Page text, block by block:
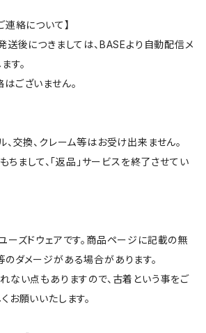
連絡について】
送後につきましては、BASEより自動配信メ
す。
ございません。
、交換、クレーム等はお受け出来ません。
まして、「返品」サービスを終了させてい
ーズドウェアです。商品ページに記載の無
ダメージがある場合があります。
ない点もありますので、古着という事をご
お願いいたします。